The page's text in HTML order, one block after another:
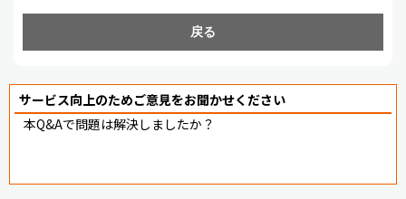
戻る
サービス向上のためご意見をお聞かせください
本Q&Aで問題は解決しましたか？